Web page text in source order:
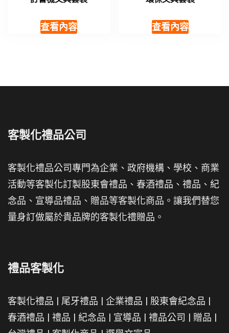
查看內容 查看內容
客製化禮品公司
客製化禮品公司專門為企業、政府機構、學校、商業
活動等客製化訂製股東會禮品、春酒禮品、禮品、紀
念品、宣導品禮品、贈品等客製化商品。讓我們替您
量身訂做屬於貴品牌的客製化禮贈品。
禮品客製化
客製化禮品 | 尾牙禮品 | 企業禮品 | 股東會紀念品 |
春酒禮品 | 禮品 | 紀念品 | 宣導品 | 禮品公司 | 贈品 |